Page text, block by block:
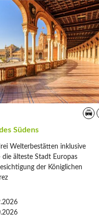
Südens
Welterbestätten inklusive
die älteste Stadt Europas
der Königlichen